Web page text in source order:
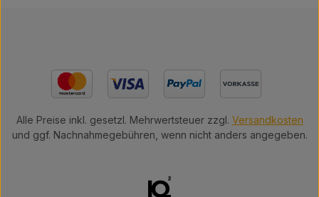
Alle Preise inkl. gesetzl. Mehrwertsteuer zzgl. Versandkosten
und ggf. Nachnahmegebühren, wenn nicht anders angegeben.